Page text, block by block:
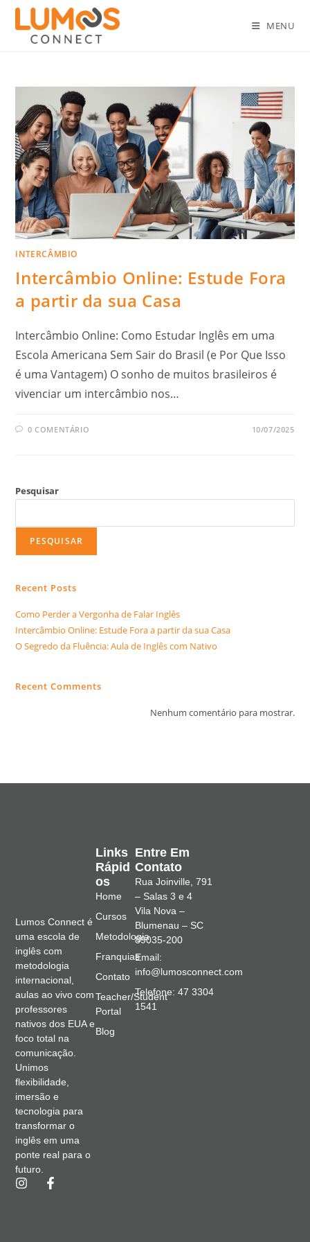
MENU
INTERCÂMBIO
Intercâmbio Online: Estude Fora
a partir da sua Casa
Intercâmbio Online: Como Estudar Inglês em uma
Escola Americana Sem Sair do Brasil (e Por Que Isso
é uma Vantagem) O sonho de muitos brasileiros é
vivenciar um intercâmbio nos…
0 COMENTÁRIO 10/07/2025
Pesquisar
PESQUISAR
Recent Posts
Como Perder a Vergonha de Falar Inglês
Intercâmbio Online: Estude Fora a partir da sua Casa
O Segredo da Fluência: Aula de Inglês com Nativo
Recent Comments
Nenhum comentário para mostrar.
Lumos Connect é
uma escola de
inglês com
metodologia
internacional,
aulas ao vivo com
professores
nativos dos EUA e
foco total na
comunicação.
Unimos
flexibilidade,
imersão e
tecnologia para
transformar o
inglês em uma
ponte real para o
futuro.
Links
Rápid
Os
Home
Cursos
Metodologia
Franquias
Contato
Teacher/Student
Portal
Blog
Entre Em
Contato
Rua Joinville, 791
– Salas 3 e 4
Vila Nova –
Blumenau – SC
89035-200
Email:
info@lumosconnect.com
Telefone: 47 3304
1541